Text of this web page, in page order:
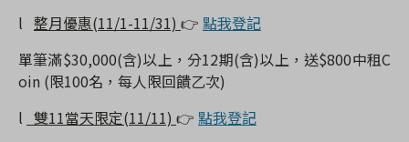
l 整月優惠(11/1-11/31) 👉 點我登記
單筆滿$30,000(含)以上，分12期(含)以上，送$800中租C
oin (限100名，每人限回饋乙次)
l 雙11當天限定(11/11) 👉 點我登記